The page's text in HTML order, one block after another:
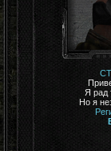
Я рад
Но я